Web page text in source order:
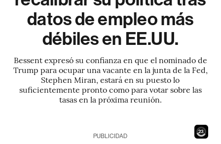
datos de empleo más
débiles en EE.UU.
Bessent expresó su confianza en que el nominado de
Trump para ocupar una vacante en la junta de la Fed,
Stephen Miran, estará en su puesto lo
suficientemente pronto como para votar sobre las
tasas en la próxima reunión.
22
PUBLICIDAD